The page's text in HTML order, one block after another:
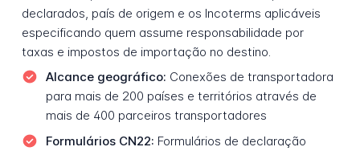
declarados, país de origem e os Incoterms aplicáveis
especificando quem assume responsabilidade por
taxas e impostos de importação no destino.
Alcance geográfico: Conexões de transportadora
para mais de 200 países e territórios através de
mais de 400 parceiros transportadores
Formulários CN22: Formulários de declaração